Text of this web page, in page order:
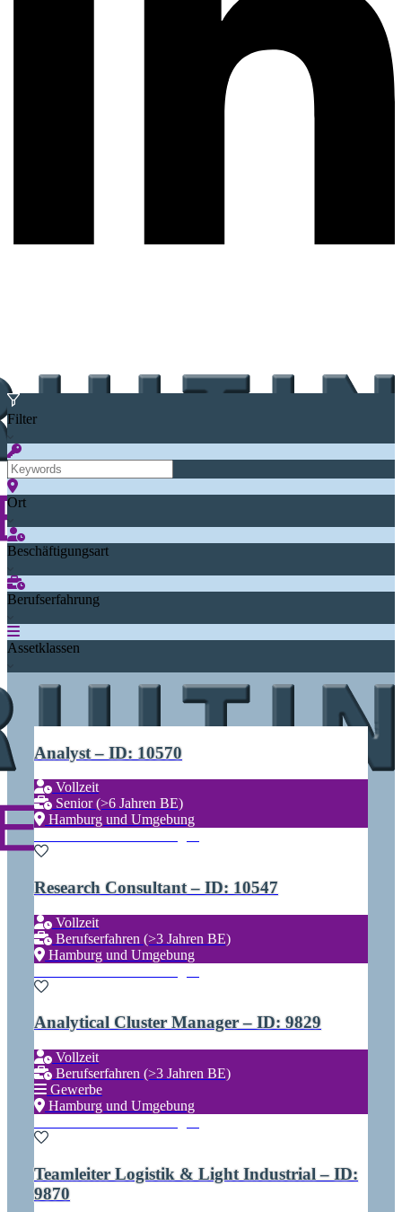
Einloggen
Für
Talente
Filter
Ort
Beschäftigungsart
Berufserfahrung
Assetklassen
Analyst – ID: 10570
Vollzeit
Senior (>6 Jahren BE)
Hamburg und Umgebung
Research Consultant – ID: 10547
Vollzeit
Berufserfahren (>3 Jahren BE)
Hamburg und Umgebung
Analytical Cluster Manager – ID: 9829
Vollzeit
Berufserfahren (>3 Jahren BE)
Gewerbe
Hamburg und Umgebung
Teamleiter Logistik & Light Industrial – ID:
9870